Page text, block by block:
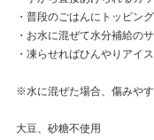
・普段のごはんにトッピン
・お水に混ぜて水分補給の
・凍らせればひんやりアイ
※水に混ぜた場合、傷みや
大豆、砂糖不使用